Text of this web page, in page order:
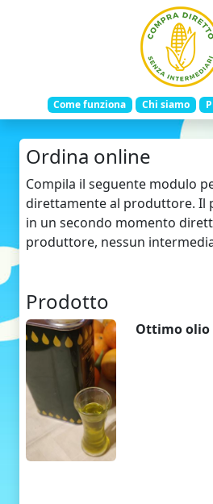
Come funziona Chi siamo
Ordina online
Compila il seguente modulo
direttamente al produttore. Il
in un secondo momento
produttore, nessun
Prodotto
Ottimo olio